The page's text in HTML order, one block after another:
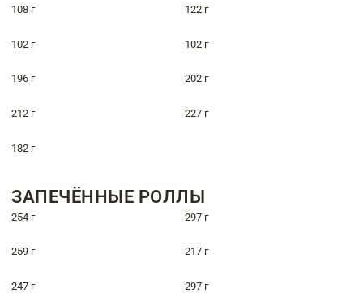
108 г 122 г
102 г 102 г
196 г 202 г
212 г 227 г
182 г
ЗАПЕЧЁННЫЕ РОЛЛЫ
254 г 297 г
259 г 217 г
247 г 297 г